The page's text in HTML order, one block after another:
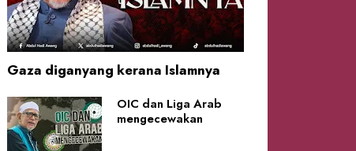
Gaza diganyang kerana Islamnya
OIC dan Liga Arab
mengecewakan